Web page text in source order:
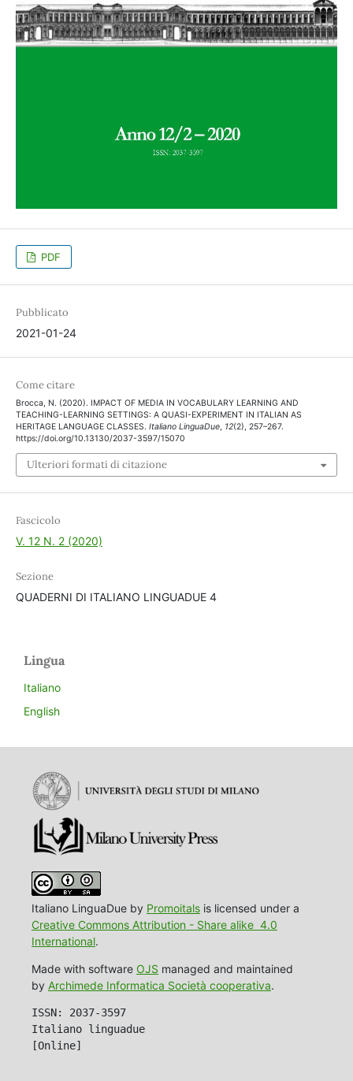
PDF
Pubblicato
2021-01-24
Come citare
Brocca, N. (2020). IMPACT OF MEDIA IN VOCABULARY LEARNING AND
TEACHING-LEARNING SETTINGS: A QUASI-EXPERIMENT IN ITALIAN AS
HERITAGE LANGUAGE CLASSES. Italiano LinguaDue, 12(2), 257–267.
https://doi.org/10.13130/2037-3597/15070
Ulteriori formati di citazione
Fascicolo
V. 12 N. 2 (2020)
Sezione
QUADERNI DI ITALIANO LINGUADUE 4
Lingua
Italiano
English
Italiano LinguaDue by Promoitalsis licensed under a
Creative Commons Attribution - Share alike 4.0
International.
Made with software OJS managed and maintained
by Archimede Informatica Società cooperativa.
ISSN: 2037-3597
Italiano linguadue
[Online]